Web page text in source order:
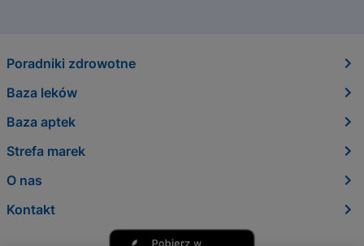
Poradniki zdrowotne
Baza leków
Baza aptek
Strefa marek
O nas
Kontakt